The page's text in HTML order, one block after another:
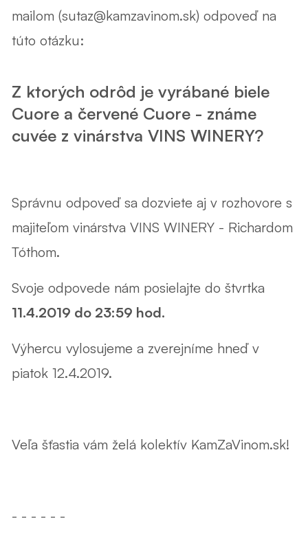
mailom (sutaz@kamzavinom.sk) odpoveď na
túto otázku:
Z ktorých odrôd je vyrábané biele
Cuore a červené Cuore - známe
cuvée z vinárstva VINS WINERY?
Správnu odpoveď sa dozviete aj v rozhovore s
majiteľom vinárstva VINS WINERY - Richardom
Tóthom.
Svoje odpovede nám posielajte do štvrtka
11.4.2019 do 23:59 hod.
Výhercu vylosujeme a zverejníme hneď v
piatok 12.4.2019.
Veľa šťastia vám želá kolektív KamZaVinom.sk!
- - - - - -